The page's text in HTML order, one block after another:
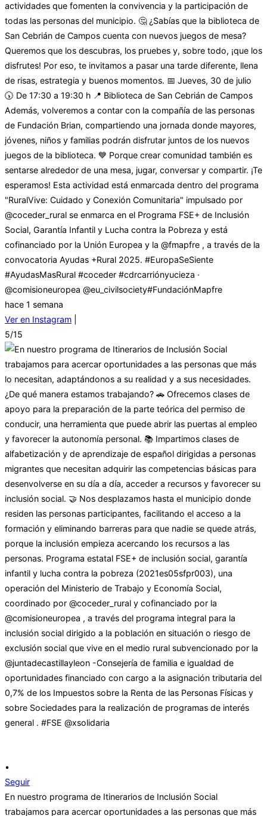
actividades que fomenten la convivencia y la participación de
todas las personas del municipio. 🤔 ¿Sabías que la biblioteca de
San Cebrián de Campos cuenta con nuevos juegos de mesa?
Queremos que los descubras, los pruebes y, sobre todo, ¡que los
disfrutes! Por eso, te invitamos a pasar una tarde diferente, llena
de risas, estrategia y buenos momentos. 📅 Jueves, 30 de julio
🕠 De 17:30 a 19:30 h 📍 Biblioteca de San Cebrián de Campos
Además, volveremos a contar con la compañía de las personas
de Fundación Brian, compartiendo una jornada donde mayores,
jóvenes, niños y familias podrán disfrutar juntos de los nuevos
juegos de la biblioteca. 💙 Porque crear comunidad también es
sentarse alrededor de una mesa, jugar, conversar y compartir. ¡Te
esperamos! Esta actividad está enmarcada dentro del programa
"RuralVive: Cuidado y Conexión Comunitaria" impulsado por
@coceder_rural se enmarca en el Programa FSE+ de Inclusión
Social, Garantía Infantil y Lucha contra la Pobreza y está
cofinanciado por la Unión Europea y la @fmapfre , a través de la
convocatoria Ayudas +Rural 2025. #EuropaSeSiente
#AyudasMasRural #coceder #cdrcarriónyucieza ·
@comisioneuropea @eu_civilsociety#FundaciónMapfre
hace 1 semana
Ver en Instagram
5/15
•
Seguir
En nuestro programa de Itinerarios de Inclusión Social
trabajamos para acercar oportunidades a las personas que más